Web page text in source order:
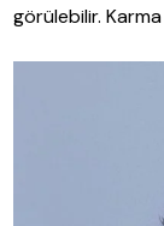
görülebilir.